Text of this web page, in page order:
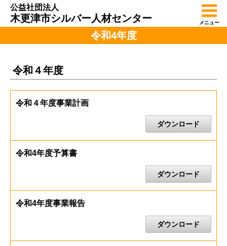
公益社団法人
木更津市シルバー人材センター メニュー
令和4年度
令和４年度
令和４年度事業計画
ダウンロード
令和4年度予算書
ダウンロード
令和4年度事業報告
ダウンロード